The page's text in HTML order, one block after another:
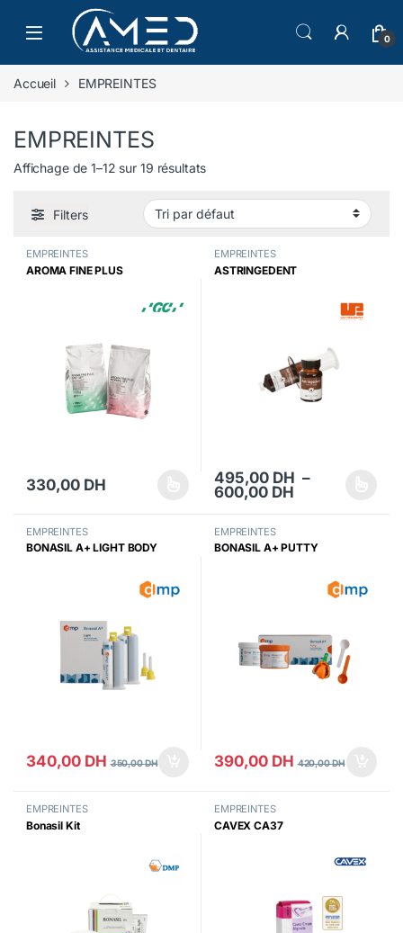
Skip to navigation
Skip to content
0
Accueil EMPREINTES
EMPREINTES
Affichage de 1–12 sur 19 résultats
Filters
EMPREINTES
AROMA FINE PLUS
330,00 DH
Ce produit a plusieurs variations. Les options peuvent être
EMPREINTES
ASTRINGEDENT
495,00 DH –
600,00 DHPlage de prix
Ce produit a plusieurs
EMPREINTES
BONASIL A+ LIGHT BODY
340,00 DH 350,00DH
EMPREINTES
BONASIL A+ PUTTY
390,00 DH 420,00DH
EMPREINTES
Bonasil Kit
EMPREINTES
CAVEX CA37